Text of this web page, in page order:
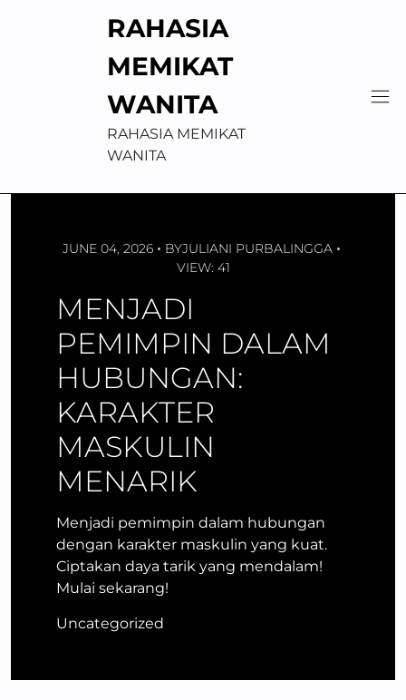
RAHASIA
MEMIKAT
WANITA
RAHASIA MEMIKAT
WANITA
JUNE 04, 2026 BYJULIANI PURBALINGGA
VIEW: 41
MENJADI
PEMIMPIN DALAM
HUBUNGAN:
KARAKTER
MASKULIN
MENARIK
Menjadi pemimpin dalam hubungan
dengan karakter maskulin yang kuat.
Ciptakan daya tarik yang mendalam!
Mulai sekarang!
Uncategorized